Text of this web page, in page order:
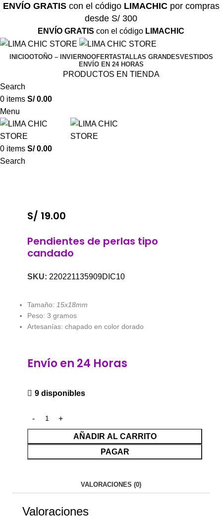
ENVÍO GRATIScon el código LIMACHICpor compras
desde S/ 300
ENVÍO GRATIS con el código LIMACHIC
INICIOOTOÑO – INVIERNOOFERTASTALLAS GRANDESVESTIDOS
ENVÍO EN 24 HORAS
PRODUCTOS EN TIENDA
Search
0 items S/0.00
Menu
0 items S/0.00
Search
S/ 19.00
Pendientes de perlas tipo
candado
SKU: 220221135909DIC10
Tamaño: 15x18mm
Peso: 3 gramos
Artesanías: chapado en color dorado
Envío en 24 Horas
9 disponibles
AÑADIR AL CARRITO
PAGAR
VALORACIONES (0)
Valoraciones